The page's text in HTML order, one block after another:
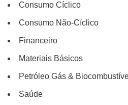
Consumo Cíclico
Consumo Não-Cíclico
Financeiro
Materiais Básicos
Petróleo Gás &
Saúde